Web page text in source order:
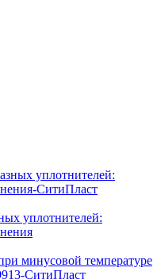
уплотнителей: